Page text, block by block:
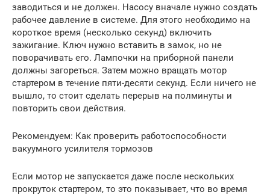
заводиться и не должен. Насосу вначале нужно создать
рабочее давление в системе. Для этого необходимо на
короткое время (несколько секунд) включить
зажигание. Ключ нужно вставить в замок, но не
поворачивать его. Лампочки на приборной панели
должны загореться. Затем можно вращать мотор
стартером в течение пяти-десяти секунд. Если ничего не
вышло, то стоит сделать перерыв на полминуты и
повторить свои действия.
Рекомендуем: Как проверить работоспособности
вакуумного усилителя тормозов
Если мотор не запускается даже после нескольких
прокруток стартером, то это показывает, что во время